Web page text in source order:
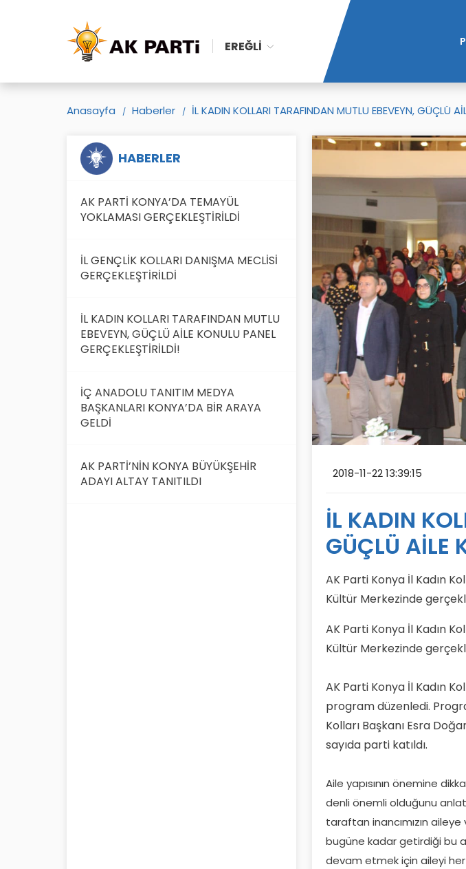
EREĞLI
Anasayfa Haberler İL KADIN KOLLARI TARAFINDAN MUTLU EBEVEYN, GÜÇLÜ
HABERLER
AK PARTİ KONYA’DA TEMAYÜL
YOKLAMASI GERÇEKLEŞTİRİLDİ
İL GENÇLİK KOLLARI DANIŞMA MECLİSİ
GERÇEKLEŞTİRİLDİ
İL KADIN KOLLARI TARAFINDAN MUTLU
EBEVEYN, GÜÇLÜ AİLE KONULU PANEL
GERÇEKLEŞTİRİLDİ!
İÇ ANADOLU TANITIM MEDYA
BAŞKANLARI KONYA’DA BİR ARAYA
GELDİ
AK PARTİ’NİN KONYA BÜYÜKŞEHİR
ADAYI ALTAY TANITILDI
2018-11-22 13:39:15
İL KADIN
GÜÇLÜ AİLE
AK Parti Konya İl Kadın
Kültür Merkezinde
AK Parti Konya İl Kadın
Kültür Merkezinde
AK Parti Konya İl Kadın
program düzenledi.
Kolları Başkanı Esra
sayıda parti katıldı.
Aile yapısının önemine
denli önemli olduğunu
taraftan inancımızın
bugüne kadar getirdiği bu
devam etmek için aileyi